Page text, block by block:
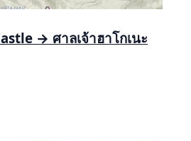
→ ศาลเจ้าฮาโกเนะ